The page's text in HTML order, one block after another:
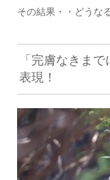
その結果・・どうな
「完膚なきま
表現！